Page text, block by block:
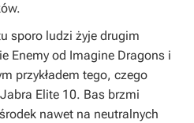
sporo ludzi żyje drugim
Enemy od Imagine Dragons i
przykładem tego, czego
Elite 10. Bas brzmi
nawet na neutralnych